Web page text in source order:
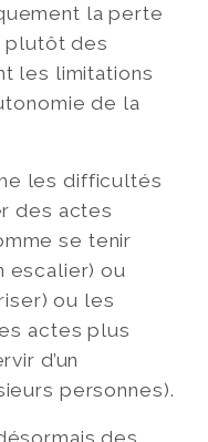
la perte
plutôt des
les limitations
de la
les difficultés
des actes
se tenir
escalier) ou
ou les
actes plus
d’un
personnes).
des